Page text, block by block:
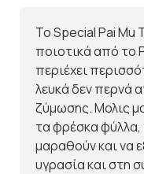
Το Special Pai Mu
ποιοτικά από το
περιέχει
λευκά δεν περνά
ζύμωσης. Μολις
τα φρέσκα φύλλα,
μαραθούν και να
υγρασία και στη